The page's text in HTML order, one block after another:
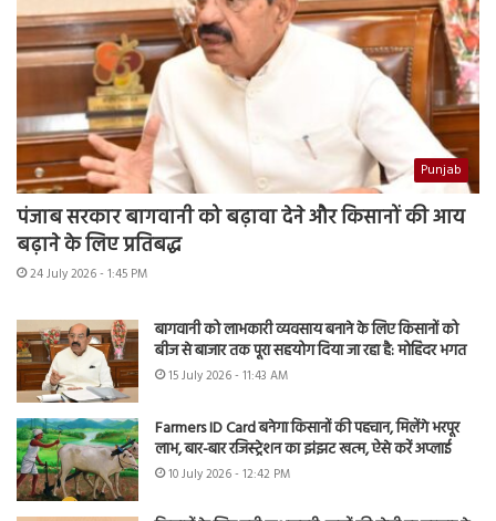
Punjab
पंजाब सरकार बागवानी को बढ़ावा देने और किसानों की आय
बढ़ाने के लिए प्रतिबद्ध
24 July 2026 - 1:45 PM
बागवानी को लाभकारी व्यवसाय बनाने के लिए किसानों को
बीज से बाजार तक पूरा सहयोग दिया जा रहा है: मोहिंदर भगत
15 July 2026 - 11:43 AM
Farmers ID Card बनेगा किसानों की पहचान, मिलेंगे भरपूर
लाभ, बार-बार रजिस्ट्रेशन का झंझट खत्म, ऐसे करें अप्लाई
10 July 2026 - 12:42 PM